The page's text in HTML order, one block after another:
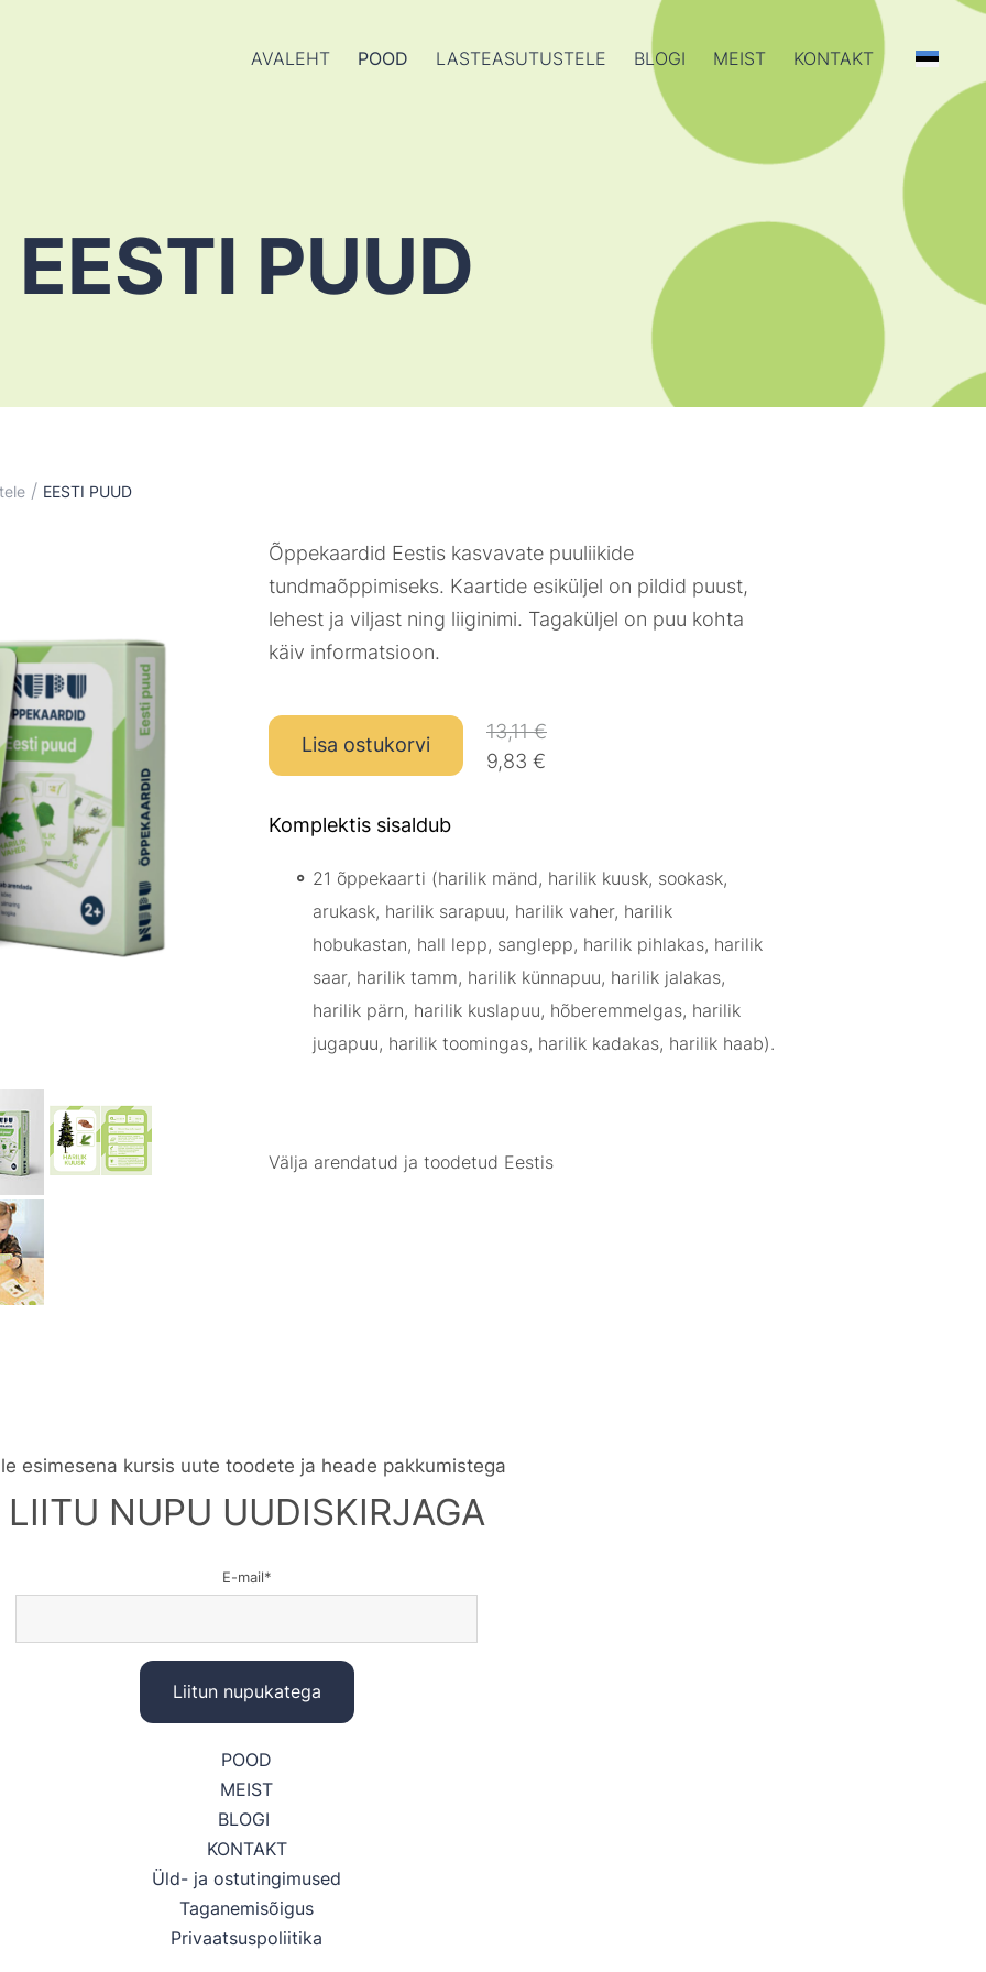
AVALEHT POOD LASTEASUTUSTELE BLOGI MEIST KONTAKT
EESTI PUUD
/ EESTI PUUD
Õppekaardid Eestis kasvavate puuliikide
tundmaõppimiseks. Kaartide esiküljel on pildid puust,
lehest ja viljast ning liiginimi. Tagaküljel on puu kohta
käiv informatsioon.
Lisa ostukorvi
13,11 €
9,83 €
Komplektis sisaldub
21 õppekaarti (harilik mänd, harilik kuusk, sookask,
arukask, harilik sarapuu, harilik vaher, harilik
hobukastan, hall lepp, sanglepp, harilik pihlakas, harilik
saar, harilik tamm, harilik künnapuu, harilik jalakas,
harilik pärn, harilik kuslapuu, hõberemmelgas, harilik
jugapuu, harilik toomingas, harilik kadakas, harilik haab).
Välja arendatud ja toodetud Eestis
esimesena kursis uute toodete ja heade pakkumistega
LIITU NUPU UUDISKIRJAGA
E-mail
POOD
MEIST
BLOGI
KONTAKT
Üld- ja ostutingimused
Taganemisõigus
Privaatsuspoliitika